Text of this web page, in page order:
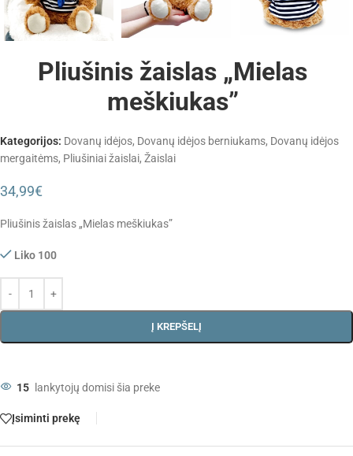
Pliušinis žaislas „Mielas
meškiukas”
Kategorijos: Dovanų idėjos, Dovanų idėjos berniukams, Dovanų idėjos
mergaitėms, Pliušiniai žaislai, Žaislai
34,99€
Pliušinis žaislas „Mielas meškiukas”
Liko 100
Į KREPŠELĮ
15 lankytojų domisi šia preke
Įsiminti prekę